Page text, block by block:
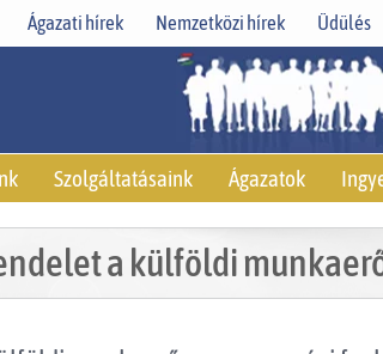
Ágazati hírek Nemzetközi hírek Üdülés
Szolgáltatásaink Ágazatok
a külföldi